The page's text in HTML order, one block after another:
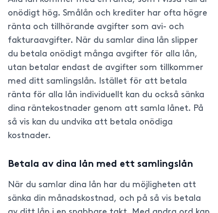
onödigt hög. Smålån och krediter har ofta högre
ränta och tillhörande avgifter som avi- och
fakturaavgifter. När du samlar dina lån slipper
du betala onödigt många avgifter för alla lån,
utan betalar endast de avgifter som tillkommer
med ditt samlingslån. Istället för att betala
ränta för alla lån individuellt kan du också sänka
dina räntekostnader genom att samla lånet. På
så vis kan du undvika att betala onödiga
kostnader.
Betala av dina lån med ett samlingslån
När du samlar dina lån har du möjligheten att
sänka din månadskostnad, och på så vis betala